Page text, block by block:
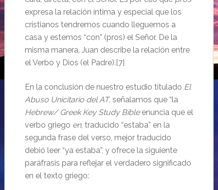
expresa la relación íntima y especial que los
cristianos tendremos cuando lleguemos a
casa y estemos “con” (pros) el Señor. De la
misma manera, Juan describe la relación entre
el Verbo y Dios (el Padre).[7]
En la conclusión de nuestro estudio titulado El
Abuso Unicitario del AT, señalamos que “la
Hebrew/ Greek Key Study Bibleenuncia que el
verbo griego en, traducido “estaba” en la
segunda frase del verso, mejor traducido
debió leer “ya estaba”, y ofrece la siguiente
paráfrasis para reflejar el verdadero significado
en el texto griego: